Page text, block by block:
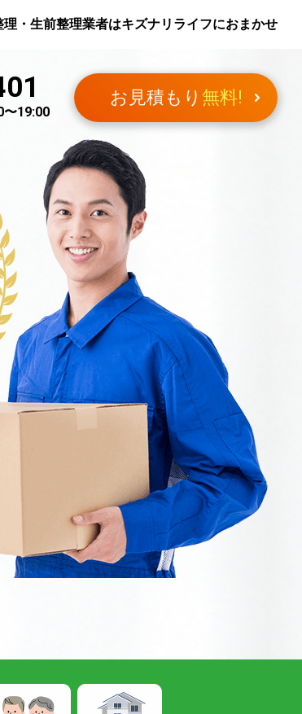
理・生前整理業者はキズナリライフにおまかせ
〜19:00
お見積もり 無料!